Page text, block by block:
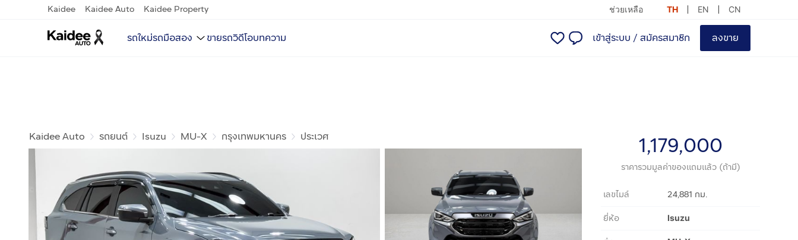
Kaidee Kaidee Auto Kaidee Property ช่วยเหลือ TH EN CN
รถใหม่รถมือสอง ขายรถวิดีโอบทความ เข้าสู่ระบบ / สมัครสมาชิก ลงขาย
Kaidee Auto รถยนต์ Isuzu MU-X กรุงเทพมหานคร ประเวศ 1,179,000
ราคารวมมูลค่าของแถมแล้ว (ถ้ามี)
เลขไมล์
24,881 กม.
ยี่ห้อ
Isuzu